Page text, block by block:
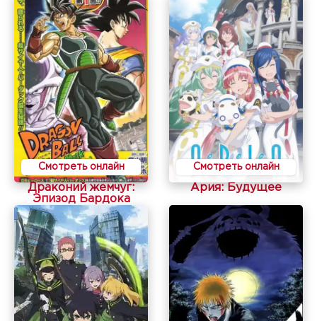
Смотреть онлайн
Драконий жемчуг:
Эпизод Бардока
Смотреть онлайн
Ария: Будущее